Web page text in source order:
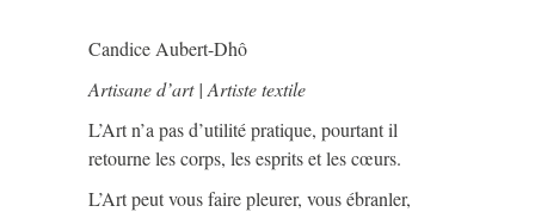
Candice Aubert-Dhô
Artisane d’art | Artiste textile
L’Art n’a pas d’utilité pratique, pourtant il
retourne les corps, les esprits et les cœurs.
L’Art peut vous faire pleurer, vous ébranler,